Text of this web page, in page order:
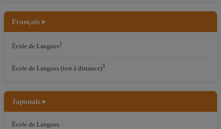
Français ▸
École de Langues2
École de Langues (test à distance)3
Japonais ▸
École de Langues